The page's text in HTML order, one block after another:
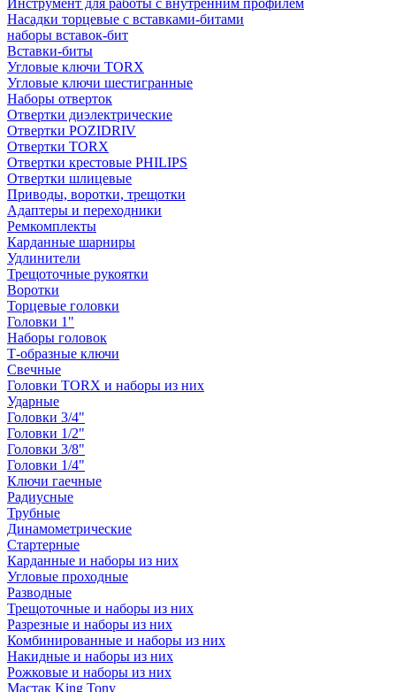
Инструмент для работы с внутренним профилем
Насадки торцевые с вставками-битами
наборы вставок-бит
Вставки-биты
Угловые ключи TORX
Угловые ключи шестигранные
Наборы отверток
Отвертки диэлектрические
Отвертки POZIDRIV
Отвертки TORX
Отвертки крестовые PHILIPS
Отвертки шлицевые
Приводы, воротки, трещотки
Адаптеры и переходники
Ремкомплекты
Карданные шарниры
Удлинители
Трещоточные рукоятки
Воротки
Торцевые головки
Головки 1"
Наборы головок
Т-образные ключи
Свечные
Головки TORX и наборы из них
Ударные
Головки 3/4"
Головки 1/2"
Головки 3/8"
Головки 1/4"
Ключи гаечные
Радиусные
Трубные
Динамометрические
Стартерные
Карданные и наборы из них
Угловые проходные
Разводные
Трещоточные и наборы из них
Разрезные и наборы из них
Комбинированные и наборы из них
Накидные и наборы из них
Рожковые и наборы из них
Мастак King Tony